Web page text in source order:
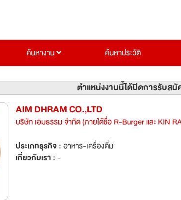
ค้นหางาน ค้นหาประวัติ
ตำแหน่งงานนี้ได้ปิดการรับสมั
AIM DHRAM CO.,LTD
บริษัท เอมธรรม จำกัด (ภายใต้ชื่อ R-Burger และ KIN
ประเภทธุรกิจ :อาหาร-เครื่องดื่ม
เกี่ยวกับเรา :-